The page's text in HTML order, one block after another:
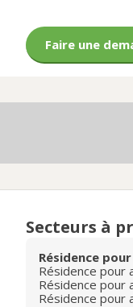
Faire une
Secteurs à
Résidence
Résidence pour
Résidence pour
Résidence pour